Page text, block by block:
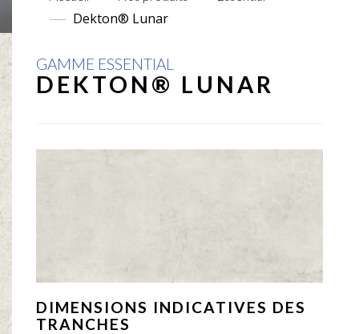
Dekton® Lunar
GAMME ESSENTIAL
DEKTON® LUNAR
DIMENSIONS INDICATIVES DES
TRANCHES